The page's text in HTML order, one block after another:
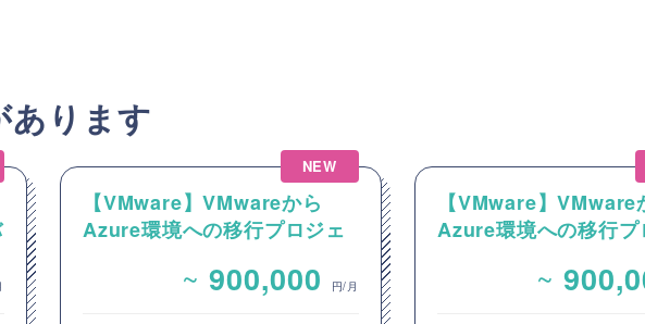
あります
NEW
【VMware】VMwareから
Azure環境への移行プロジェ
ーバー移行業務
~ 900,000 円/月
【VMware】VMware
Azure環境への移行プ
間およびAVSへのサ
~